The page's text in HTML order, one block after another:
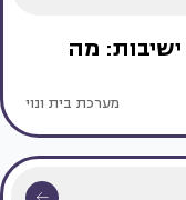
מה
מערכת בית ונוי